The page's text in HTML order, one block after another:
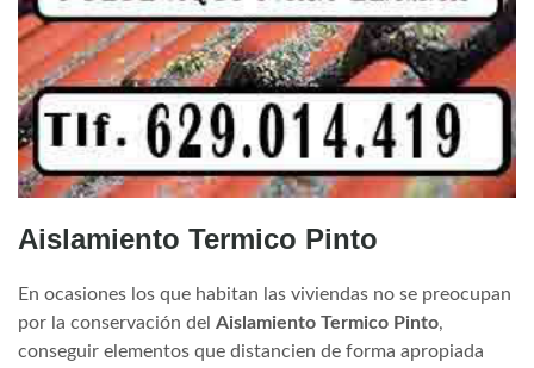
Aislamiento Termico Pinto
En ocasiones los que habitan las viviendas no se preocupan
por la conservación del Aislamiento Termico Pinto,
conseguir elementos que distancien de forma apropiada